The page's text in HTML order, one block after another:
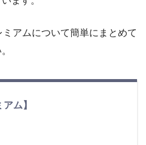
アムについて簡単にまとめて
ム】